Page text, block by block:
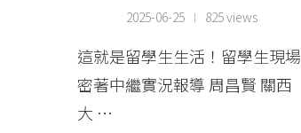
2025-06-25 825 views
這就是留學生生活！留學生現場
密著中繼實況報導 周昌賢 關西
大 …